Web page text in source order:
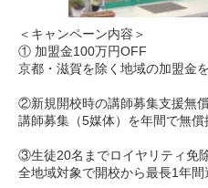
＜キャンペーン内容＞
① 加盟金100万円OFF
京都・滋賀を除く地域の加盟金
②新規開校時の講師募集支援無
講師募集（5媒体）を年間で無償
③生徒20名までロイヤリティ免
全地域対象で開校から最長1年間